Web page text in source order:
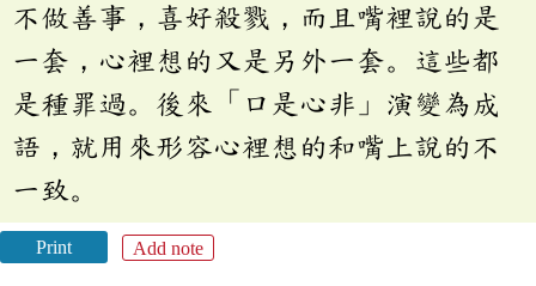
不做善事，喜好殺戮，而且嘴裡說的是
一套，心裡想的又是另外一套。這些都
是種罪過。後來「口是心非」演變為成
語，就用來形容心裡想的和嘴上說的不
一致。
Print Add note